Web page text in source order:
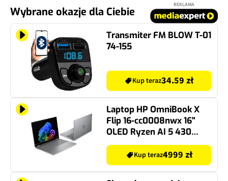
Wybrane okazje dla Ciebie
REKLAMA
Transmiter FM BLOW T-01
74-155
Kup teraz34.59 zł
Laptop HP OmniBook X
Flip 16-cc0008nwx 16"
OLED Ryzen AI 5 430
16GB RAM 512GB SSD
Windows 11 Home,
Funkcje AI
Kup teraz4999 zł